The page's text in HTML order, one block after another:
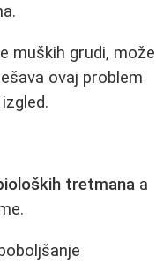
muških grudi, može
ovaj problem
tretmana a